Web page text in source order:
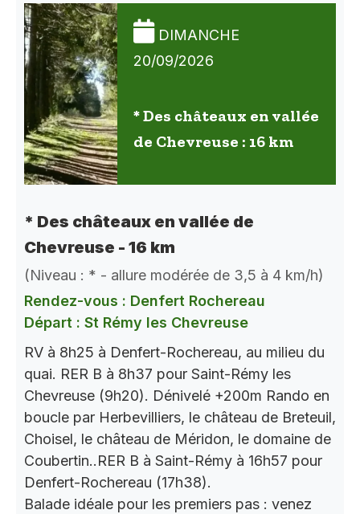
DIMANCHE
20/09/2026
* Des châteaux en vallée
de Chevreuse : 16 km
* Des châteaux en vallée de
Chevreuse - 16 km
(Niveau : * - allure modérée de 3,5 à 4 km/h)
Rendez-vous : Denfert Rochereau
Départ : St Rémy les Chevreuse
RV à 8h25 à Denfert-Rochereau, au milieu du
quai. RER B à 8h37 pour Saint-Rémy les
Chevreuse (9h20). Dénivelé +200m Rando en
boucle par Herbevilliers, le château de Breteuil,
Choisel, le château de Méridon, le domaine de
Coubertin..RER B à Saint-Rémy à 16h57 pour
Denfert-Rochereau (17h38).
Balade idéale pour les premiers pas : venez